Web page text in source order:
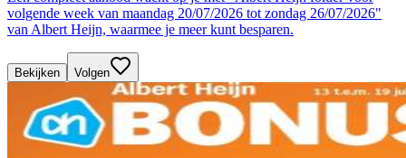
volgende week van maandag 20/07/2026 tot zondag 26/07/2026"
van Albert Heijn, waarmee je meer kunt besparen.
Bekijken Volgen